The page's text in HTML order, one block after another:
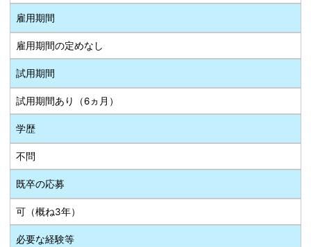
雇用期間
雇用期間の定めなし
試用期間
試用期間あり（6ヵ月）
学歴
不問
既卒の応募
可（概ね3年）
必要な経験等